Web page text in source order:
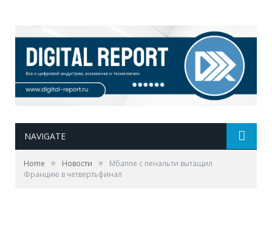
NAVIGATE
Home » Новости »
Мбаппе с пенальти вытащил
Францию в четвертьфинал